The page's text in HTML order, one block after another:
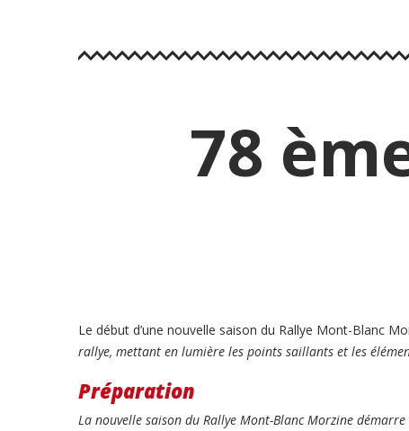
78
Le début d’une nouvelle saison du Rallye Mont-Blanc
rallye, mettant en lumière les points saillants et les
Préparation
La nouvelle saison du Rallye Mont-Blanc Morzine